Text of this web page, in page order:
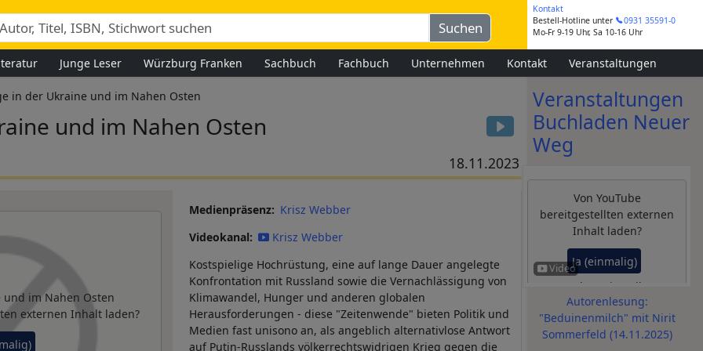
Kontakt
Bestell-Hotline unter
0931 35591-0
Mo-Fr 9-19 Uhr, Sa 10-16 Uhr
Junge Leser Würzburg Franken Sachbuch Fachbuch Unternehmen Kontakt Veranstaltungen
in der Ukraine und im Nahen Osten
18.11.2023
und im Nahen Osten
im Nahen Osten
externen Inhalt laden?
Medienpräsenz
Krisz Webber
Videokanal
Krisz Webber
Kostspielige Hochrüstung, eine auf lange Dauer angelegte
Konfrontation mit Russland sowie die Vernachlässigung von
Klimawandel, Hunger und anderen globalen
Herausforderungen - diese "Zeitenwende" bieten Politik und
Medien fast unisono an, als angeblich alternativlose Antwort
auf Putin-Russlands völkerrechtswidrigen Krieg gegen die
Veranstaltungen
Buchladen Neuer
Weg
Von YouTube
bereitgestellten externen
Inhalt laden?
Ja (einmalig)
Datenschutzeinstellungen
verwalten
Autorenlesung:
"Beduinenmilch" mit Nirit
Sommerfeld (14.11.2025)